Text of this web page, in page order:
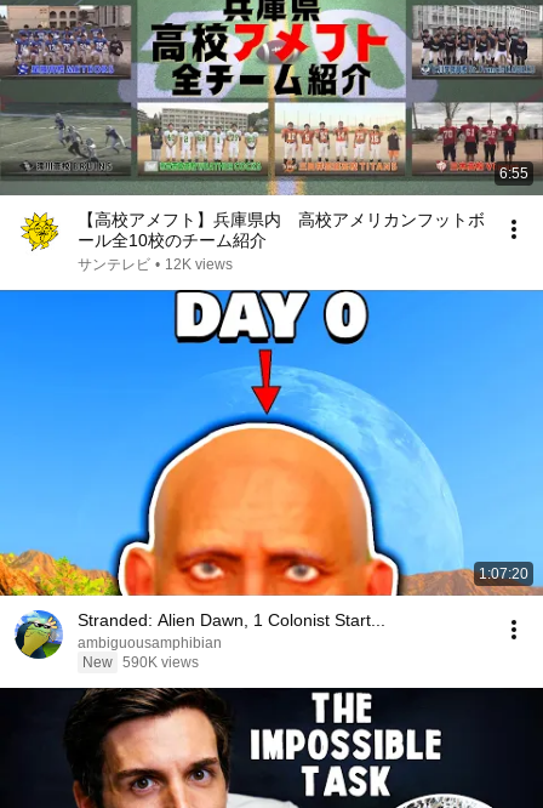
6:55
【高校アメフト】兵庫県内 高校アメリカンフットボ
ール全10校のチーム紹介
サンテレビ • 12K views
1:07:20
Stranded: Alien Dawn, 1 Colonist Start...
ambiguousamphibian
New 590K views